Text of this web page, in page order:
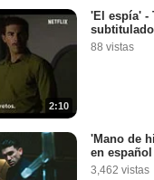
2:10
'El espía' -
subtitulado
88 vistas
'Mano de
en
3,462 vistas